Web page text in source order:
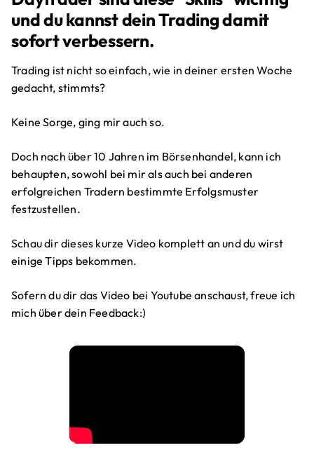
und du kannst dein Trading damit
sofort verbessern.
Trading ist nicht so einfach, wie in deiner ersten Woche
gedacht, stimmts?
Keine Sorge, ging mir auch so.
Doch nach über 10 Jahren im Börsenhandel, kann ich
behaupten, sowohl bei mir als auch bei anderen
erfolgreichen Tradern bestimmte Erfolgsmuster
festzustellen.
Schau dir dieses kurze Video komplett an und du wirst
einige Tipps bekommen.
Sofern du dir das Video bei Youtube anschaust, freue ich
mich über dein Feedback:)